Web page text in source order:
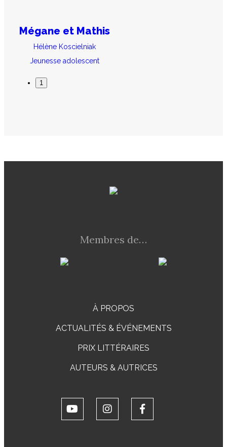
Mégane et Mathis
Hélène Koscielniak
Jeunesse adolescent
1
Membres de…
À PROPOS
ACTUALITÉS & ÉVÉNEMENTS
PRIX LITTÉRAIRES
AUTEURS & AUTRICES